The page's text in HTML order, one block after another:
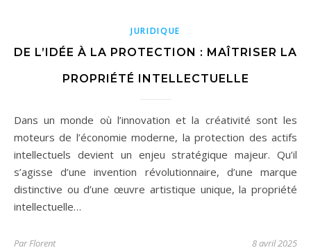
JURIDIQUE
DE L’IDÉE À LA PROTECTION : MAÎTRISER LA
PROPRIÉTÉ INTELLECTUELLE
Dans un monde où l’innovation et la créativité sont les
moteurs de l’économie moderne, la protection des actifs
intellectuels devient un enjeu stratégique majeur. Qu’il
s’agisse d’une invention révolutionnaire, d’une marque
distinctive ou d’une œuvre artistique unique, la propriété
intellectuelle…
ParFlorent 8 avril 2025